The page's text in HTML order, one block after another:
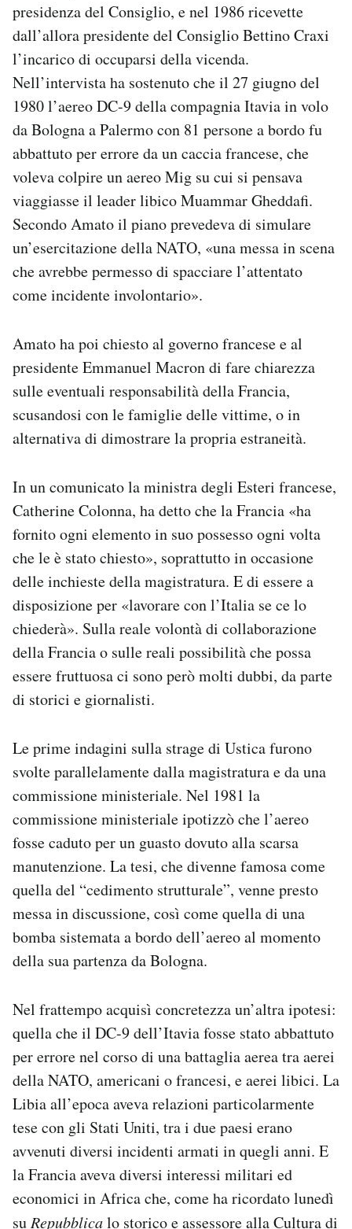
presidenza del Consiglio, e nel 1986 ricevette
dall’allora presidente del Consiglio Bettino Craxi
l’incarico di occuparsi della vicenda.
Nell’intervista ha sostenuto che il 27 giugno del
1980 l’aereo DC-9 della compagnia Itavia in volo
da Bologna a Palermo con 81 persone a bordo fu
abbattuto per errore da un caccia francese, che
voleva colpire un aereo Mig su cui si pensava
viaggiasse il leader libico Muammar Gheddafi.
Secondo Amato il piano prevedeva di simulare
un’esercitazione della NATO, «una messa in scena
che avrebbe permesso di spacciare l’attentato
come incidente involontario».
Amato ha poi chiesto al governo francese e al
presidente Emmanuel Macron di fare chiarezza
sulle eventuali responsabilità della Francia,
scusandosi con le famiglie delle vittime, o in
alternativa di dimostrare la propria estraneità.
In un comunicato la ministra degli Esteri francese,
Catherine Colonna, ha detto che la Francia «ha
fornito ogni elemento in suo possesso ogni volta
che le è stato chiesto», soprattutto in occasione
delle inchieste della magistratura. E di essere a
disposizione per «lavorare con l’Italia se ce lo
chiederà». Sulla reale volontà di collaborazione
della Francia o sulle reali possibilità che possa
essere fruttuosa ci sono però molti dubbi, da parte
di storici e giornalisti.
Le prime indagini sulla strage di Ustica furono
svolte parallelamente dalla magistratura e da una
commissione ministeriale. Nel 1981 la
commissione ministeriale ipotizzò che l’aereo
fosse caduto per un guasto dovuto alla scarsa
manutenzione. La tesi, che divenne famosa come
quella del “cedimento strutturale”, venne presto
messa in discussione, così come quella di una
bomba sistemata a bordo dell’aereo al momento
della sua partenza da Bologna.
Nel frattempo acquisì concretezza un’altra ipotesi:
quella che il DC-9 dell’Itavia fosse stato abbattuto
per errore nel corso di una battaglia aerea tra aerei
della NATO, americani o francesi, e aerei libici. La
Libia all’epoca aveva relazioni particolarmente
tese con gli Stati Uniti, tra i due paesi erano
avvenuti diversi incidenti armati in quegli anni. E
la Francia aveva diversi interessi militari ed
economici in Africa che, come ha ricordato lunedì
su Repubblicalo storico e assessore alla Cultura di